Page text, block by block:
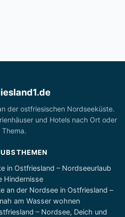
der ostfriesischen Nordseeküste.
und Hotels nach Ort oder
Thema.
in Ostfriesland – Nordseeurlaub
Hindernisse
an der Nordsee in Ostfriesland –
am Wasser wohnen
– Nordsee, Deich und